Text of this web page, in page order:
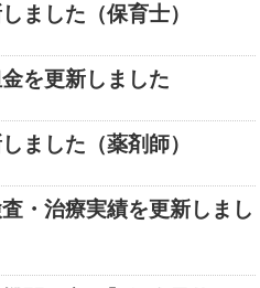
ました（保育士）
を更新しました
ました（薬剤師）
・治療実績を更新しまし